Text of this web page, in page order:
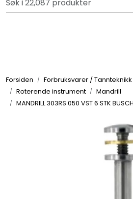
Skip to main content
Bli totalkunde og få en
Forsiden Forbruksvarer / Tannteknikk
Roterende instrument
Mandrill
MANDRILL 303RS 050 VST 6 STK BUSCH
Småutstyr
Klinikkplanlegging / Innredning